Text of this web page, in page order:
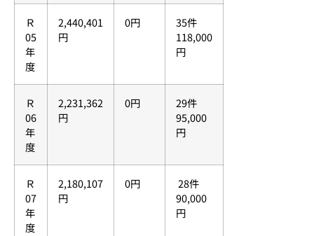
Ｒ
05
年
度
2,440,401
円
0円
35件
118,000
円
Ｒ
06
年
度
2,231,362
円
0円
29件
95,000
円
Ｒ
07
年
度
2,180,107
円
0円
28件
90,000
円